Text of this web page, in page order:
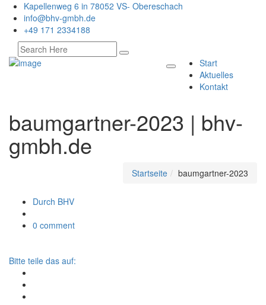
Kapellenweg 6 in 78052 VS- Obereschach
info@bhv-gmbh.de
+49 171 2334188
Start
Aktuelles
Kontakt
baumgartner-2023 | bhv-
gmbh.de
Startseite baumgartner-2023
Durch BHV
0 comment
Bitte teile das auf: